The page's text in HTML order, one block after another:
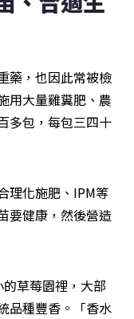
藥，也因此常被檢
用大量雞糞肥、農
多包，每包三四十
理化施肥、IPM等
要健康，然後營造
草莓園裡，大部
品種豐香。「香水